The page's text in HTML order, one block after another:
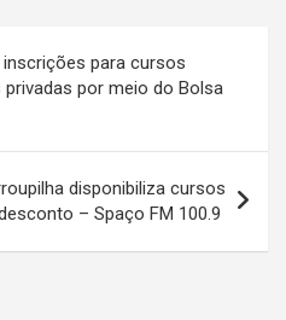
para cursos
por meio do Bolsa
disponibiliza cursos
– Spaço FM 100.9